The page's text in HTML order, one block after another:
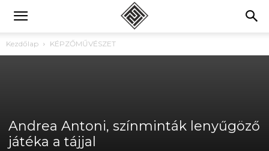
Kezdőlap KÉPZŐMŰVÉSZET
Andrea Antoni, színminták lenyűgöző
játéka a tájjal